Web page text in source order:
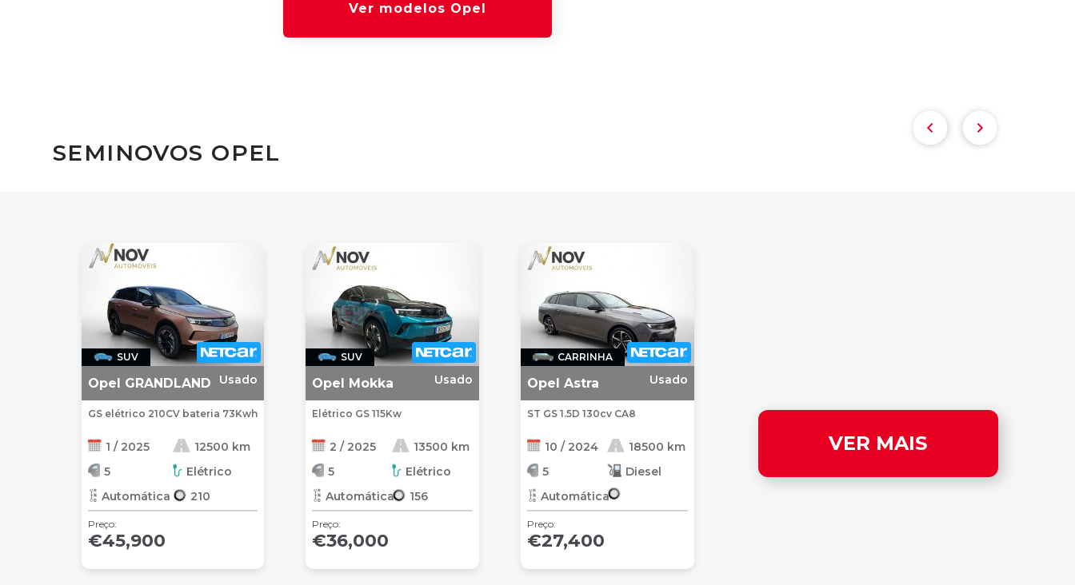
Ver modelos Opel
SEMINOVOS OPEL
SUV
Opel GRANDLAND Usado
GS elétrico 210CV bateria 73Kwh
1 / 2025
5
Automática
12500 km
Elétrico
210
Preço:
€45,900
SUV
Opel Mokka Usado
Elétrico GS 115Kw
2 / 2025
5
Automática
13500 km
Elétrico
156
Preço:
€36,000
CARRINHA
Opel Astra Usado
ST GS 1.5D 130cv CA8
10 / 2024
5
Automática
18500 km
Diesel
Preço:
€27,400
VER MAIS